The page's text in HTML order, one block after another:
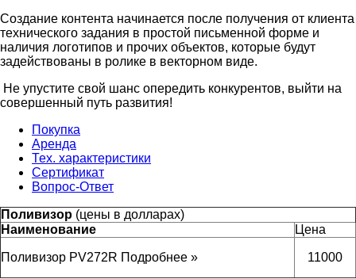
Создание контента начинается после получения от клиента
технического задания в простой письменной форме и
наличия логотипов и прочих объектов, которые будут
задействованы в ролике в векторном виде.
Не упустите свой шанс опередить конкурентов, выйти на
совершенный путь развития!
Покупка
Аренда
Тех. характеристики
Сертификат
Вопрос-Ответ
Поливизор (цены в долларах)
Наименование
Цена
Поливизор PV272R Подробнее » 11000